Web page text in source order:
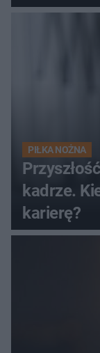
PIŁKA NOŻNA
kadrze.
karierę?